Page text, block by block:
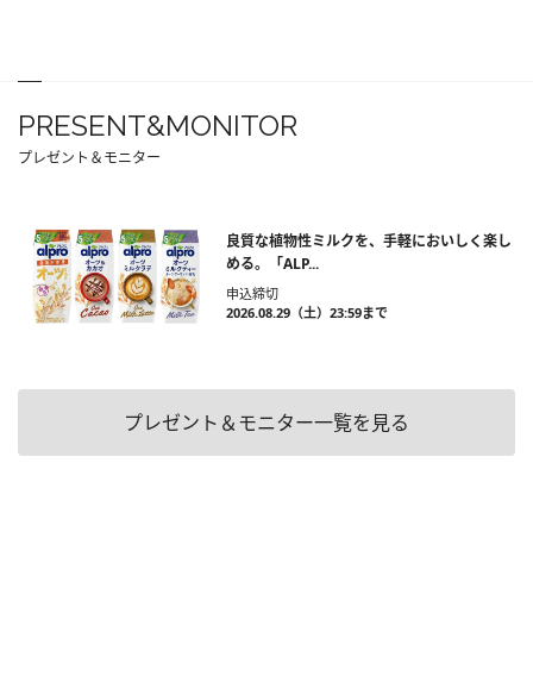
PRESENT&MONITOR
プレゼント＆モニター
良質な植物性ミルクを、手軽においしく楽し
める。「ALP...
申込締切
2026.08.29（土）23:59まで
プレゼント＆モニター一覧を見る